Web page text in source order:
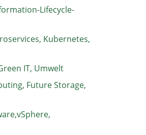
Lifecycle-
Kubernetes,
IT, Umwelt
Future Storage,